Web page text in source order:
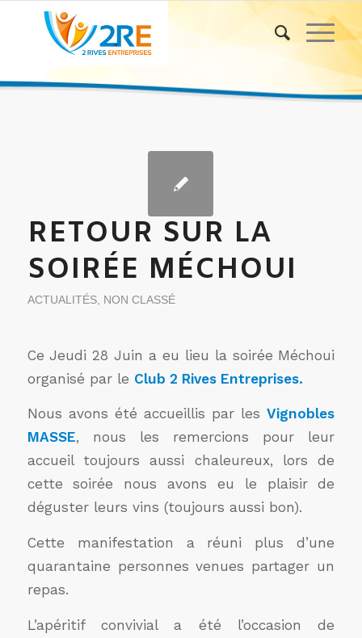
RETOUR SUR LA
SOIRÉE MÉCHOUI
ACTUALITÉS, NON CLASSÉ
Ce Jeudi 28 Juin a eu lieu la soirée Méchoui
organisé par le Club 2 Rives Entreprises.
Nous avons été accueillis par lesVignobles
MASSE, nous les remercions pour leur
accueil toujours aussi chaleureux, lors de
cette soirée nous avons eu le plaisir de
déguster leurs vins (toujours aussi bon).
Cette manifestation a réuni plus d’une
quarantaine personnes venues partager un
repas.
L’apéritif convivial a été l’occasion de